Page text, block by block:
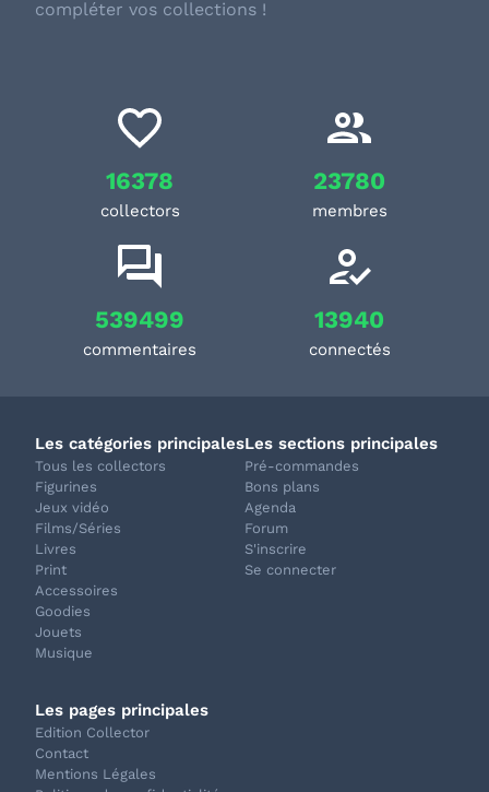
compléter vos collections !
16378
collectors
23780
membres
539499
commentaires
13940
connectés
Les catégories principales
Tous les collectors
Figurines
Jeux vidéo
Films/Séries
Livres
Print
Accessoires
Goodies
Jouets
Musique
Les sections principales
Pré-commandes
Bons plans
Agenda
Forum
S'inscrire
Se connecter
Les pages principales
Edition Collector
Contact
Mentions Légales